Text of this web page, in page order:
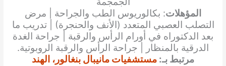
المؤهلات: بكالوريوس الطب والجراحة | مرض
التصلب العصبي المتعدد (الأنف والحنجرة) | تدريب ما
بعد الدكتوراه في أورام الرأس والرقبة | جراحة الغدة
الدرقية بالمنظار | جراحة الرأس والرقبة الروبوتية.
مرتبط بـ: مستشفيات مانيبال بنغالور، الهند